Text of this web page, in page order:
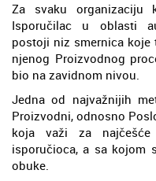
Za svaku
Isporučilac u oblasti
postoji niz smernica
njenog Proizvodnog
bio na zavidnom nivou.
Jedna od najvažnijih
Proizvodni, odnosno
koja važi za najčešće
isporučioca, a sa kojom
obuke.